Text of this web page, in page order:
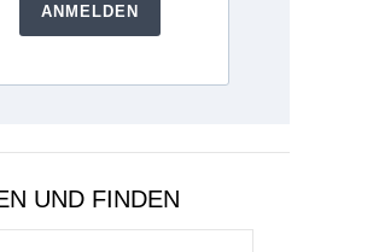
ANMELDEN
UND FINDEN